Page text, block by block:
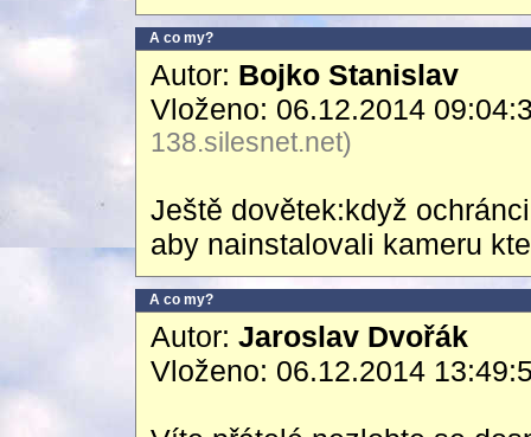
A co my?
Autor: Bojko Stanislav
Vloženo: 06.12.2014
138.silesnet.net)
Ještě dovětek:když
aby nainstalovali kameru
A co my?
Autor: Jaroslav Dvořák
Vloženo: 06.12.2014